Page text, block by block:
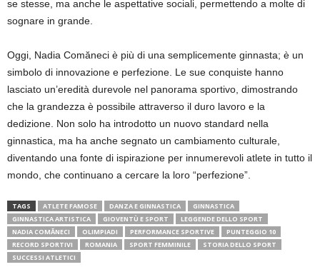
se stesse, ma anche le aspettative sociali, permettendo a molte di
sognare in grande.
Oggi, Nadia Comăneci è più di una semplicemente ginnasta; è un
simbolo di innovazione e perfezione. Le sue conquiste hanno
lasciato un’eredità durevole nel panorama sportivo, dimostrando
che la grandezza è possibile attraverso il duro lavoro e la
dedizione. Non solo ha introdotto un nuovo standard nella
ginnastica, ma ha anche segnato un cambiamento culturale,
diventando una fonte di ispirazione per innumerevoli atlete in tutto il
mondo, che continuano a cercare la loro “perfezione”.
TAGS ATLETE FAMOSE DANZA E GINNASTICA
GINNASTICA
GINNASTICA ARTISTICA
GIOVENTÙ E SPORT
LEGGENDE DELLO SPORT
NADIA COMĂNECI
OLIMPIADI PERFORMANCE SPORTIVE
PUNTEGGIO 10
RECORD SPORTIVI
ROMANIA SPORT FEMMINILE
STORIA DELLO SPORT
SUCCESSI ATLETICI